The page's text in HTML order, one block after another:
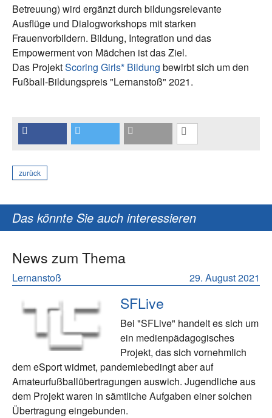
Betreuung) wird ergänzt durch bildungsrelevante
Ausflüge und Dialogworkshops mit starken
Frauenvorbildern. Bildung, Integration und das
Empowerment von Mädchen ist das Ziel.
Das ProjektScoring Girls* Bildung bewirbt sich um den
Fußball-Bildungspreis "Lernanstoß" 2021.
zurück
Das könnte Sie auch interessieren
News zum Thema
29. August 2021
Lernanstoß
SFLive
Bei "SFLive" handelt es sich um
ein medienpädagogisches
Projekt, das sich vornehmlich
dem eSport widmet, pandemiebedingt aber auf
Amateurfußballübertragungen auswich. Jugendliche aus
dem Projekt waren in sämtliche Aufgaben einer solchen
Übertragung eingebunden.